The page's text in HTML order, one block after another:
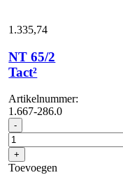
1.335,74
NT 65/2
Tact²
Artikelnummer:
1.667-286.0
- NT
65/2
Tact²
aantal
+
Toevoegen